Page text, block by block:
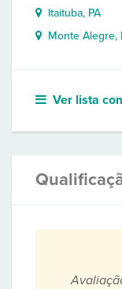
Itaituba, PA
Monte Alegre,
Ver lista